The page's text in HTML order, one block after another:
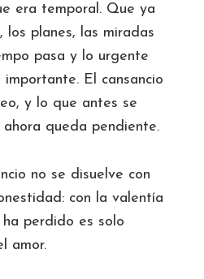
era temporal. Que ya
los planes, las miradas
pasa y lo urgente
El cansancio
y lo que antes se
ahora queda pendiente.
no se disuelve con
con la valentía
perdido es solo
amor.